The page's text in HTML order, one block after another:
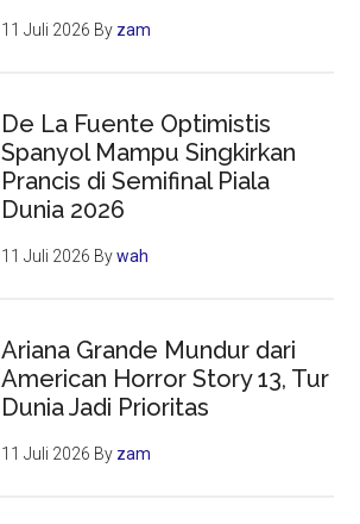
11 Juli 2026 By zam
De La Fuente Optimistis
Spanyol Mampu Singkirkan
Prancis di Semifinal Piala
Dunia 2026
11 Juli 2026 Bywah
Ariana Grande Mundur dari
American Horror Story 13, Tur
Dunia Jadi Prioritas
11 Juli 2026 By zam